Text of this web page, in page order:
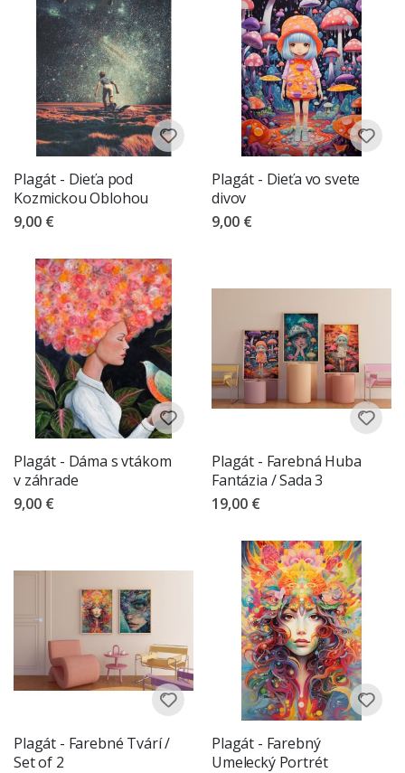
Plagát - Dieťa pod
Kozmickou Oblohou
9,00 €
Plagát - Dieťa vo svete
divov
9,00 €
Plagát - Dáma s vtákom
v záhrade
9,00 €
Plagát - Farebná Huba
Fantázia / Sada 3
19,00 €
Plagát - Farebné Tvárí /
Set of 2
Plagát - Farebný
Umelecký Portrét